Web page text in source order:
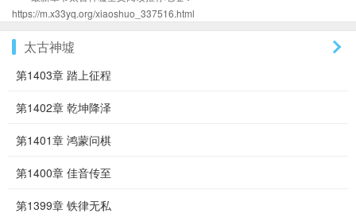
https://m.x33yq.org/xiaoshuo_337516.html
太古神墟
第1403章 踏上征程
第1402章 乾坤降泽
第1401章 鸿蒙问棋
第1400章 佳音传至
第1399章 铁律无私